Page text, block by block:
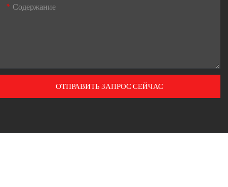
Содержание
ОТПРАВИТЬ ЗАПРОС СЕЙЧАС